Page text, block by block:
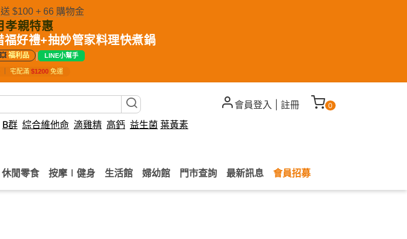
$100 + 66 購物金
孝親特惠
好禮+抽妙管家料理快煮鍋
💥福利品 | LINE小幫手
宅配滿 $1200 免運
B群 綜合維他命 滴雞精 高鈣 益生菌 葉黃素
會員登入 註冊 0
休閒零食 按摩∣健身 生活館 婦幼館 門市查詢 最新訊息 會員招募